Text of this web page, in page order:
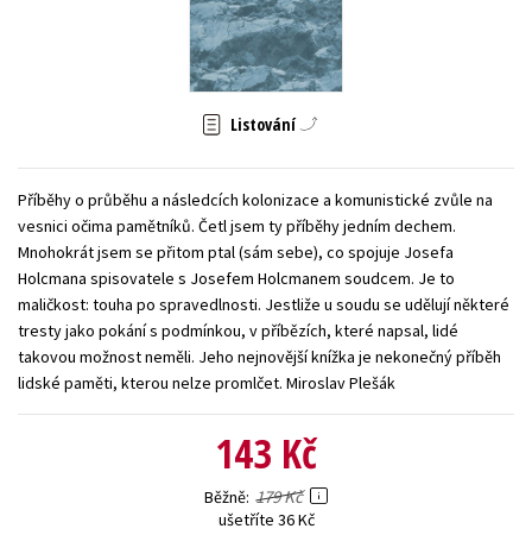
Zahraniční literatura
Všechny tituly
Listování
Příběhy o průběhu a následcích kolonizace a komunistické zvůle na
vesnici očima pamětníků. Četl jsem ty příběhy jedním dechem.
Mnohokrát jsem se přitom ptal (sám sebe), co spojuje Josefa
Holcmana spisovatele s Josefem Holcmanem soudcem. Je to
maličkost: touha po spravedlnosti. Jestliže u soudu se udělují některé
tresty jako pokání s podmínkou, v příbězích, které napsal, lidé
takovou možnost neměli. Jeho nejnovější knížka je nekonečný příběh
lidské paměti, kterou nelze promlčet. Miroslav Plešák
143 Kč
Běžně 179 Kč
ušetříte 36 Kč